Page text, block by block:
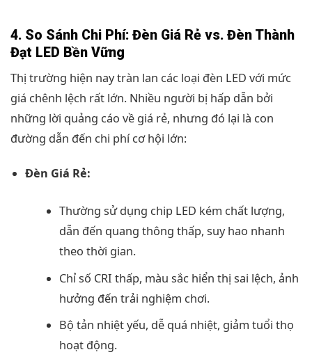
4. So Sánh Chi Phí: Đèn Giá Rẻ vs. Đèn Thành
Đạt LED Bền Vững
Thị trường hiện nay tràn lan các loại đèn LED với mức
giá chênh lệch rất lớn. Nhiều người bị hấp dẫn bởi
những lời quảng cáo về giá rẻ, nhưng đó lại là con
đường dẫn đến chi phí cơ hội lớn:
Đèn Giá Rẻ:
Thường sử dụng chip LED kém chất lượng,
dẫn đến quang thông thấp, suy hao nhanh
theo thời gian.
Chỉ số CRI thấp, màu sắc hiển thị sai lệch, ảnh
hưởng đến trải nghiệm chơi.
Bộ tản nhiệt yếu, dễ quá nhiệt, giảm tuổi thọ
hoạt động.